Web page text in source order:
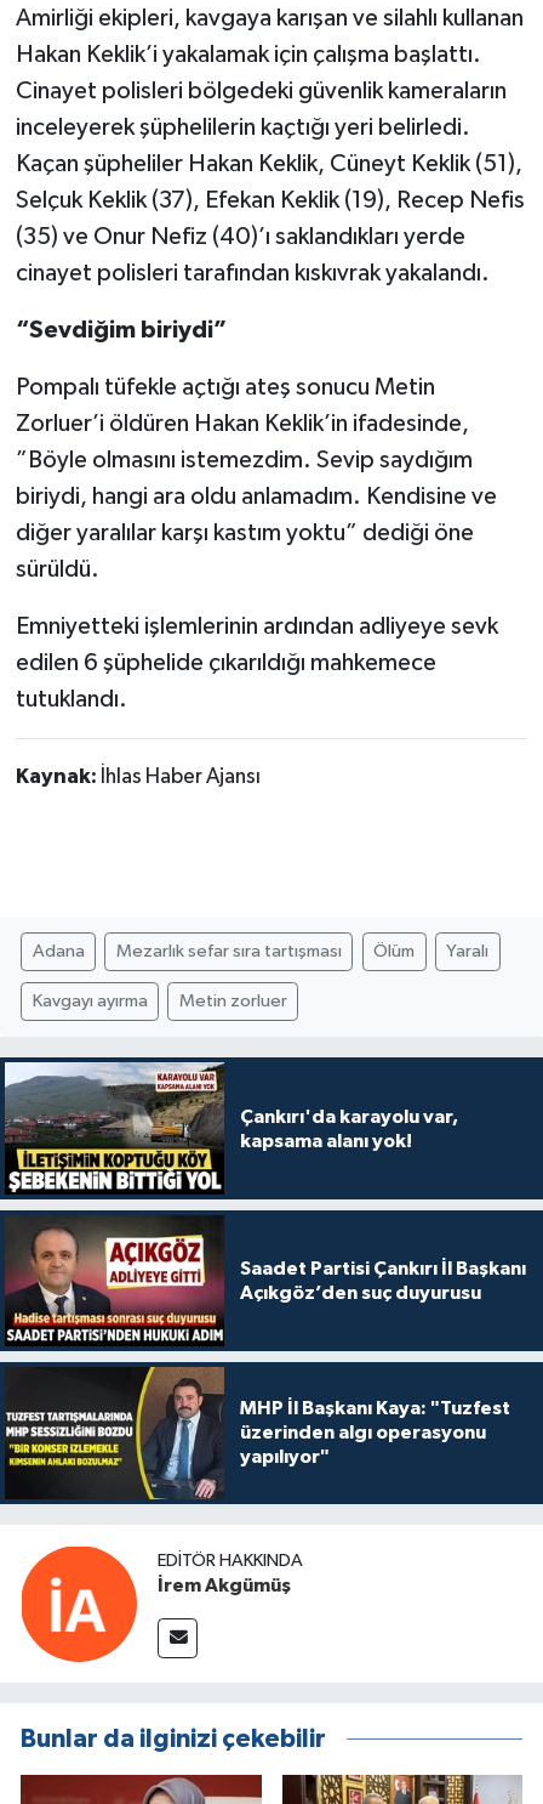
Amirliği ekipleri, kavgaya karışan ve silahlı kullanan
Hakan Keklik’i yakalamak için çalışma başlattı.
Cinayet polisleri bölgedeki güvenlik kameraların
inceleyerek şüphelilerin kaçtığı yeri belirledi.
Kaçan şüpheliler Hakan Keklik, Cüneyt Keklik (51),
Selçuk Keklik (37), Efekan Keklik (19), Recep Nefis
(35) ve Onur Nefiz (40)’ı saklandıkları yerde
cinayet polisleri tarafından kıskıvrak yakalandı.
“Sevdiğim biriydi”
Pompalı tüfekle açtığı ateş sonucu Metin
Zorluer’i öldüren Hakan Keklik’in ifadesinde,
”Böyle olmasını istemezdim. Sevip saydığım
biriydi, hangi ara oldu anlamadım. Kendisine ve
diğer yaralılar karşı kastım yoktu” dediği öne
sürüldü.
Emniyetteki işlemlerinin ardından adliyeye sevk
edilen 6 şüphelide çıkarıldığı mahkemece
tutuklandı.
Kaynak: İhlas Haber Ajansı
Adana Mezarlık sefar sıra tartışması Ölüm Yaralı
Kavgayı ayırma Metin zorluer
Çankırı'da karayolu var,
kapsama alanı yok!
Saadet Partisi Çankırı İl Başkanı
Açıkgöz’den suç duyurusu
MHP İl Başkanı Kaya: "Tuzfest
üzerinden algı operasyonu
yapılıyor"
EDITÖR HAKKINDA
İrem Akgümüş
Bunlar da ilginizi çekebilir